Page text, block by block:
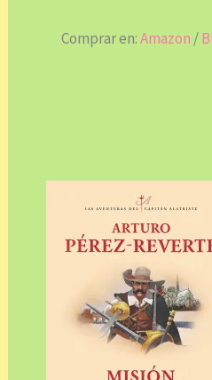
Comprar en:Amazon /